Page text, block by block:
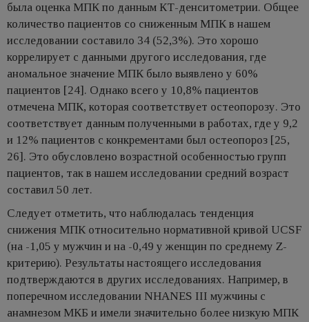
была оценка МПК по данным КТ-денситометрии. Общее
количество пациентов со сниженным МПК в нашем
исследовании составило 34 (52,3%). Это хорошо
коррелирует с данными другого исследования, где
аномальное значение МПК было выявлено у 60%
пациентов [24]. Однако всего у 10,8% пациентов
отмечена МПК, которая соответствует остеопорозу. Это
соответствует данным полученными в работах, где у 9,2
и 12% пациентов с конкрементами был остеопороз [25,
26]. Это обусловлено возрастной особенностью групп
пациентов, так в нашем исследовании средний возраст
составил 50 лет.
Следует отметить, что наблюдалась тенденция
снижения МПК относительно нормативной кривой UCSF
(на -1,05 у мужчин и на -0,49 у женщин по среднему Z-
критерию). Результаты настоящего исследования
подтверждаются в других исследованиях. Например, в
поперечном исследовании NHANES III мужчины с
анамнезом МКБ и имели значительно более низкую МПК